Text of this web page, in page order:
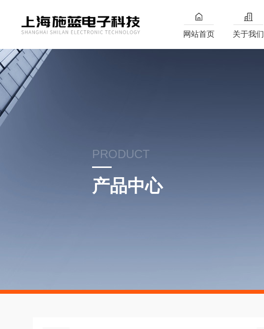
网站首页 关于我们
PRODUCT
产品中心